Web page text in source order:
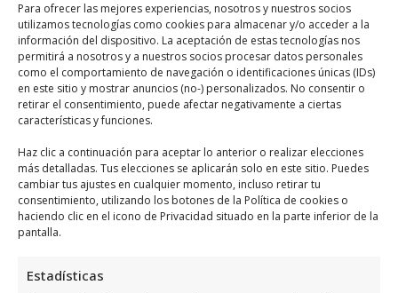
Para ofrecer las mejores experiencias, nosotros y nuestros socios
utilizamos tecnologías como cookies para almacenar y/o acceder a la
información del dispositivo. La aceptación de estas tecnologías nos
permitirá a nosotros y a nuestros socios procesar datos personales
como el comportamiento de navegación o identificaciones únicas (IDs)
en este sitio y mostrar anuncios (no-) personalizados. No consentir o
retirar el consentimiento, puede afectar negativamente a ciertas
características y funciones.
Haz clic a continuación para aceptar lo anterior o realizar elecciones
más detalladas. Tus elecciones se aplicarán solo en este sitio. Puedes
cambiar tus ajustes en cualquier momento, incluso retirar tu
consentimiento, utilizando los botones de la Política de cookies o
haciendo clic en el icono de Privacidad situado en la parte inferior de la
pantalla.
Estadísticas
Como llegar a AdministracióN De
LoteríA NúMero 2
AdministracióN De LoteríA NúMero 2se
encuentra ubicado en Pl. Cubero, 1, 03300
Orihuela, Alicante, España, utiliza el
siguientemapa para ubicarlos: